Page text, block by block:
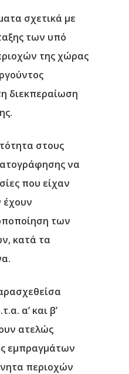
σχετικά με
των υπό
της χώρας
διεκπεραίωση
στους
να
που είχαν
έχουν
των
κατά τα
α’ και β’
ατελώς
εμπραγμάτων
περιοχών